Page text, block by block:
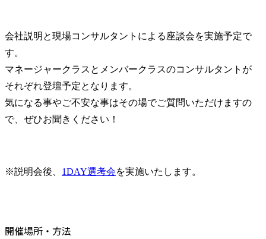
会社説明と現場コンサルタントによる座談会を実施予定で
す。
マネージャークラスとメンバークラスのコンサルタントが
それぞれ登壇予定となります。
気になる事やご不安な事はその場でご質問いただけますの
で、ぜひお聞きください！
※説明会後、 1DAY選考会を実施いたします。
開催場所・方法